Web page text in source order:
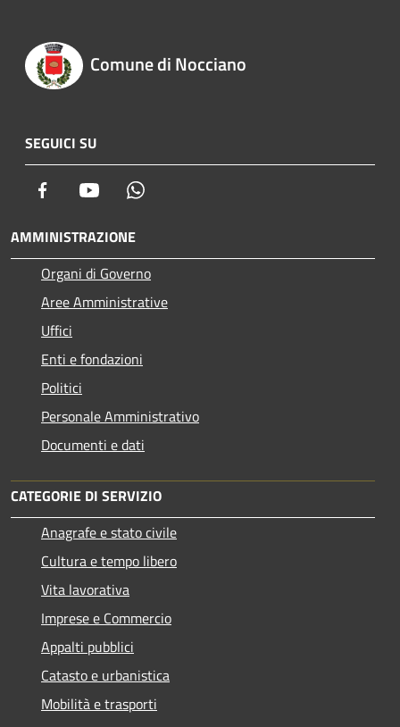
Comune di Nocciano
SEGUICI SU
Facebook Youtube
AMMINISTRAZIONE
Organi di Governo
Aree Amministrative
Uffici
Enti e fondazioni
Politici
Personale Amministrativo
Documenti e dati
CATEGORIE DI SERVIZIO
Anagrafe e stato civile
Cultura e tempo libero
Vita lavorativa
Imprese e Commercio
Appalti pubblici
Catasto e urbanistica
Mobilità e trasporti